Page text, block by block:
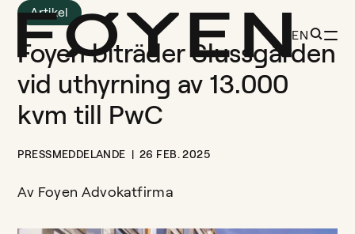
EN
Artikel
Foyen biträder Slussgården
vid uthyrning av 13.000
kvm till PwC
PRESSMEDDELANDE 26 FEB. 2025
Av Foyen Advokatfirma